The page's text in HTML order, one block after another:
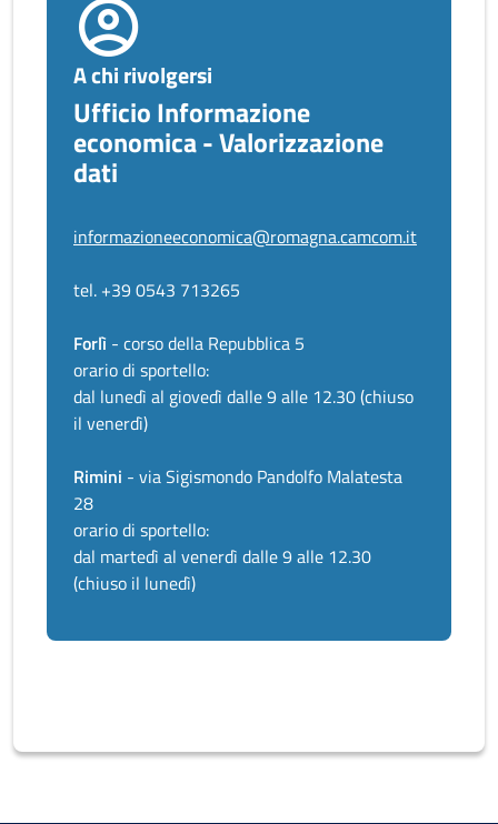
A chi rivolgersi
Ufficio Informazione
economica - Valorizzazione
dati
informazioneeconomica@romagna.camcom.it
tel. +39 0543 713265
Forlì - corso della Repubblica 5
orario di sportello:
dal lunedì al giovedì dalle 9 alle 12.30 (chiuso
il venerdì)
Rimini - via Sigismondo Pandolfo Malatesta
28
orario di sportello:
dal martedì al venerdì dalle 9 alle 12.30
(chiuso il lunedì)